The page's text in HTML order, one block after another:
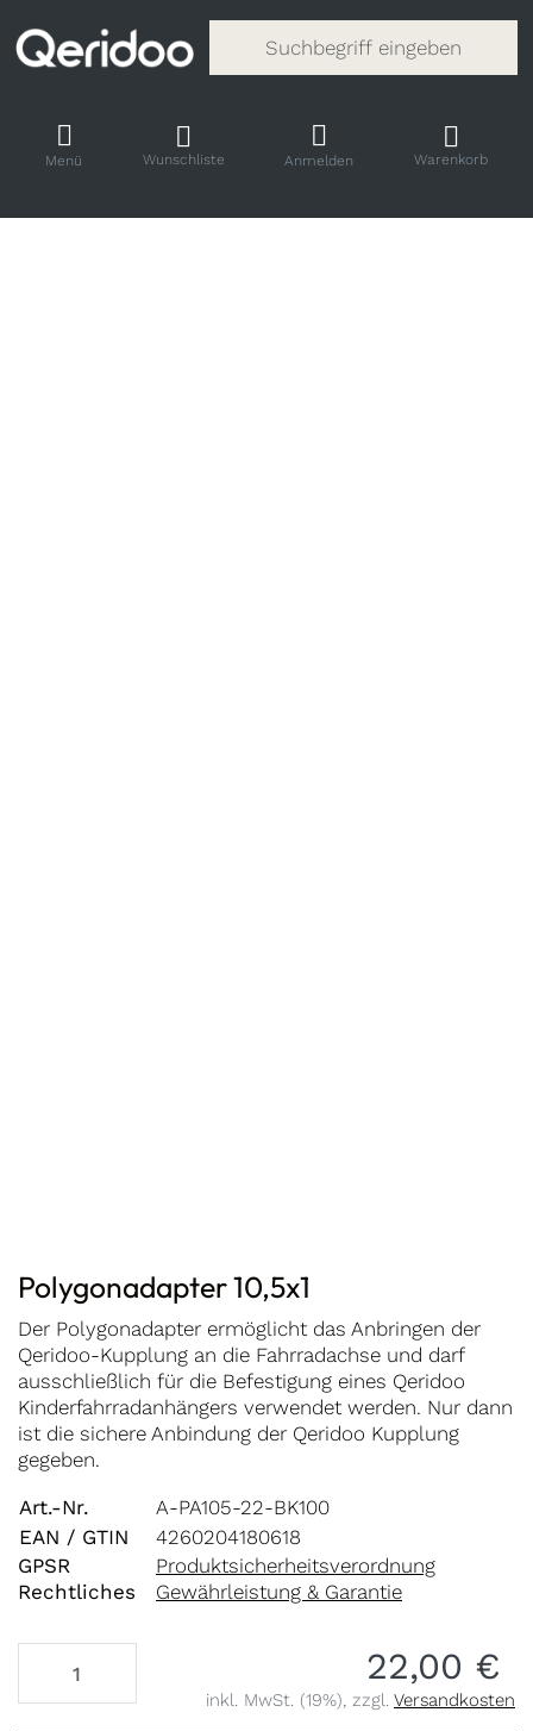
Menü Wunschliste Anmelden Warenkorb
Polygonadapter 10,5x1
Der Polygonadapter ermöglicht das Anbringen der
Qeridoo-Kupplung an die Fahrradachse und darf
ausschließlich für die Befestigung eines Qeridoo
Kinderfahrradanhängers verwendet werden. Nur dann
ist die sichere Anbindung der Qeridoo Kupplung
gegeben.
Art.-Nr.
A-PA105-22-BK100
EAN / GTIN
4260204180618
GPSR
Produktsicherheitsverordnung
Rechtliches
Gewährleistung & Garantie
22,00 €
inkl. MwSt. (19%), zzgl. Versandkosten